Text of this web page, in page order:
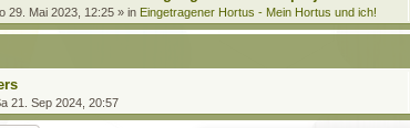
29. Mai 2023, 12:25 » in Eingetragener Hortus - Mein Hortus und ich!
21. Sep 2024, 20:57